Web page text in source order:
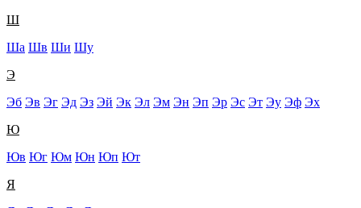
Ш
Ша Шв Ши Шу
Э
Эб Эв Эг Эд Эз Эй Эк Эл Эм Эн Эп Эр Эс Эт Эу Эф Эх
Ю
Юв Юг Юм Юн Юп Ют
Я